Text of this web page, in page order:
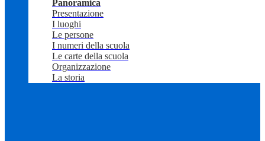
Panoramica
Presentazione
I luoghi
Le persone
I numeri della scuola
Le carte della scuola
Organizzazione
La storia